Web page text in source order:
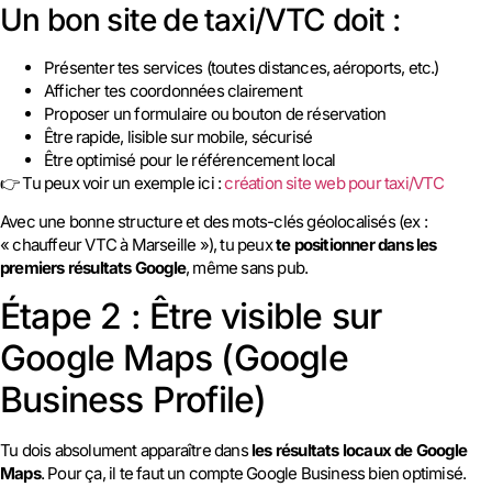
Un bon site de taxi/VTC doit :
Présenter tes services (toutes distances, aéroports, etc.)
Afficher tes coordonnées clairement
Proposer un formulaire ou bouton de réservation
Être rapide, lisible sur mobile, sécurisé
Être optimisé pour le référencement local
👉 Tu peux voir un exemple ici :création site web pour taxi/VTC
Avec une bonne structure et des mots-clés géolocalisés (ex :
« chauffeur VTC à Marseille »), tu peuxte positionner dans les
premiers résultats Google, même sans pub.
Étape 2 : Être visible sur
Google Maps (Google
Business Profile)
Tu dois absolument apparaître dansles résultats locaux de Google
Maps. Pour ça, il te faut un compte Google Business bien optimisé.